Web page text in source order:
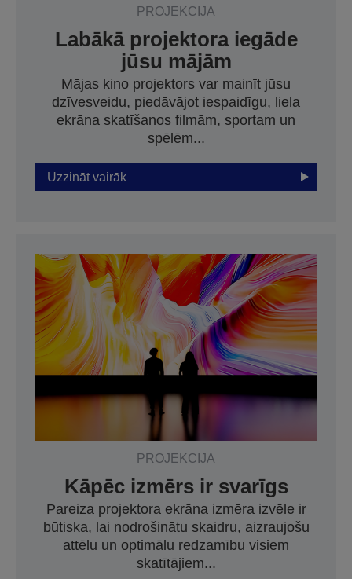
PROJEKCIJA
Labākā projektora iegāde
jūsu mājām
Mājas kino projektors var mainīt jūsu
dzīvesveidu, piedāvājot iespaidīgu, liela
ekrāna skatīšanos filmām, sportam un
spēlēm...
Uzzināt vairāk
PROJEKCIJA
Kāpēc izmērs ir svarīgs
Pareiza projektora ekrāna izmēra izvēle ir
būtiska, lai nodrošinātu skaidru, aizraujošu
attēlu un optimālu redzamību visiem
skatītājiem...